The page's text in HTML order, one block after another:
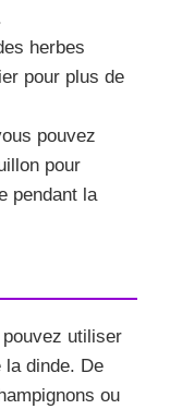
herbes
pour plus de
pouvez
pour
pendant la
utiliser
la dinde. De
ou